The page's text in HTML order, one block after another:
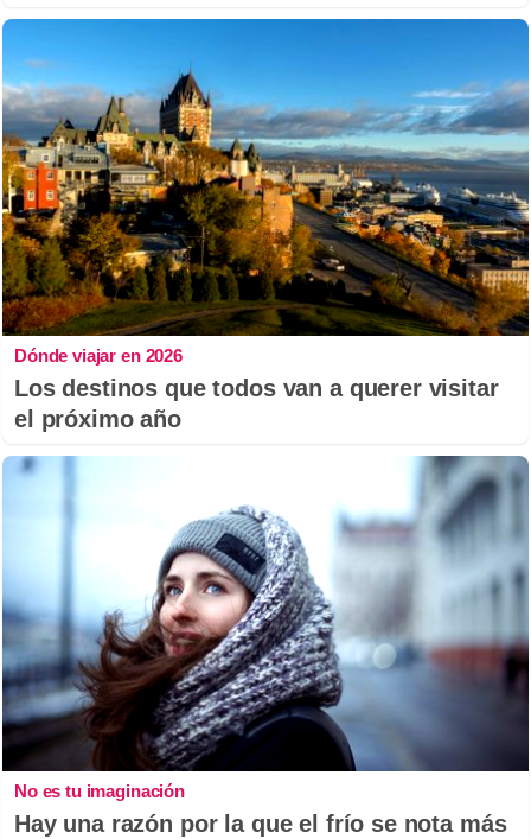
Dónde viajar en 2026
Los destinos que todos van a querer visitar
el próximo año
No es tu imaginación
Hay una razón por la que el frío se nota más